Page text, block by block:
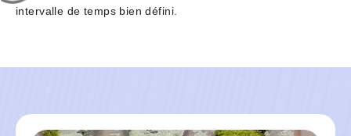
intervalle de temps bien défini.